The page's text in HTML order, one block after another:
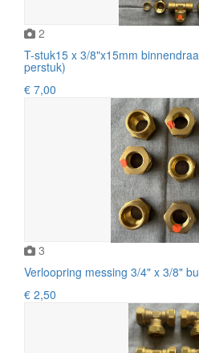
2
T-stuk15 x 3/8"x15mm
perstuk)
€ 7,00
3
Verloopring messing 3/4" x 3/8"
€ 2,50